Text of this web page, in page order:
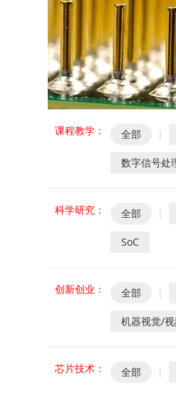
课程教学： 全部 |
数字信号处
科学研究： 全部 |
SoC
创新创业： 全部 |
机器视觉/
芯片技术： 全部 |